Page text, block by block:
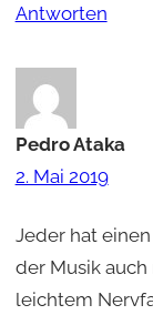
Antworten
Pedro Ataka
2. Mai 2019
Jeder hat
der Musik
leichtem